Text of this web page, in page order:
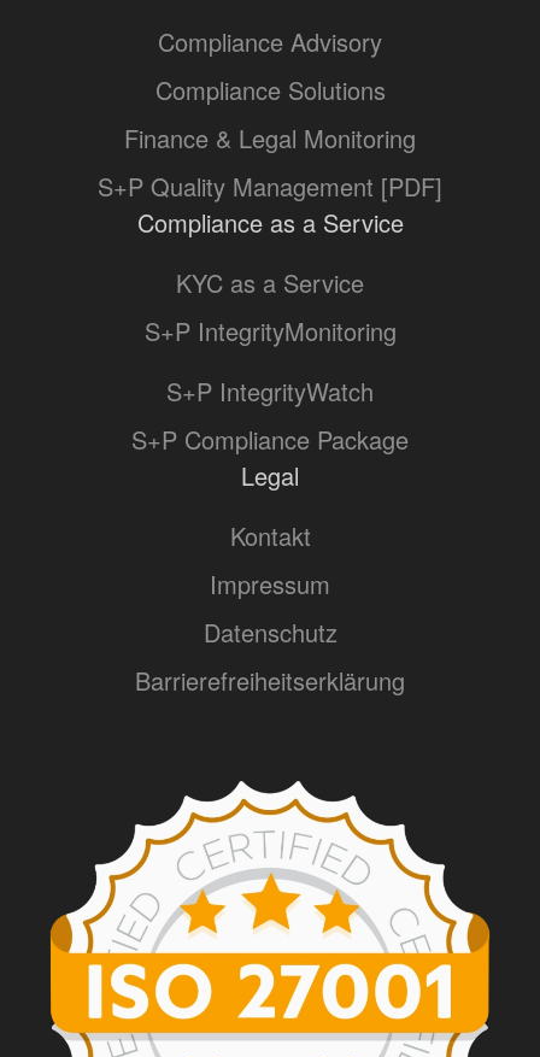
Compliance Advisory
Compliance Solutions
Finance & Legal Monitoring
S+P Quality Management [PDF]
Compliance as a Service
KYC as a Service
S+P IntegrityMonitoring
S+P IntegrityWatch
S+P Compliance Package
Legal
Kontakt
Impressum
Datenschutz
Barrierefreiheitserklärung